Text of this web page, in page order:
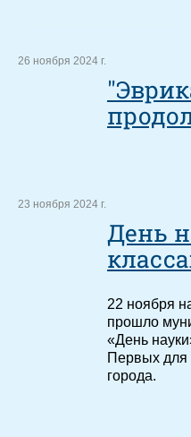
26 ноября 2024 г.
23 ноября 2024 г.
День
22 ноября
прошло
«День
Первых для
города.